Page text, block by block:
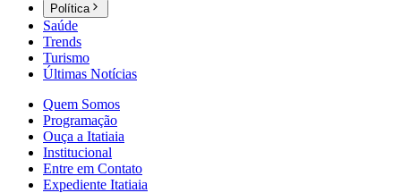
Política
Saúde
Trends
Turismo
Últimas Notícias
Quem Somos
Programação
Ouça a Itatiaia
Institucional
Entre em Contato
Expediente Itatiaia